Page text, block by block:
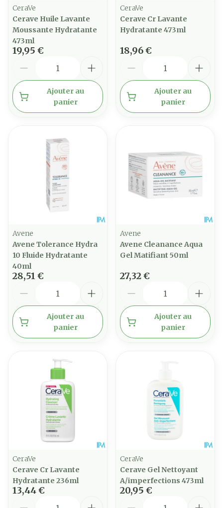
CeraVe
Cerave Huile Lavante
Moussante Hydratante
473ml
19,95 €
Ajouter au
panier
CeraVe
Cerave Cr Lavante
Hydratante 473ml
18,96 €
Ajouter au
panier
Avene
Avene Tolerance Hydra
10 Fluide Hydratante
40ml
28,51 €
Ajouter au
panier
Avene
Avene Cleanance Aqua
Gel Matifiant 50ml
27,32 €
Ajouter au
panier
CeraVe
Cerave Cr Lavante
Hydratante 236ml
13,44 €
CeraVe
Cerave Gel Nettoyant
A/imperfections 473ml
20,95 €